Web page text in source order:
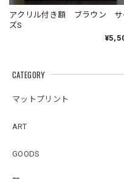
アクリル付き額 ブラウン サ
ズS
CATEGORY
マットプリント
ART
GOODS